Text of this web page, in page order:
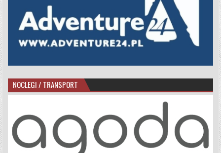
NOCLEGI / TRANSPORT